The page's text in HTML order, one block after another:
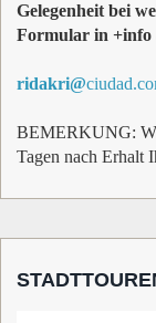
Gelegenheit bei
Formular in +info
ridakri@
BEMERKUNG:
Tagen nach Erhalt